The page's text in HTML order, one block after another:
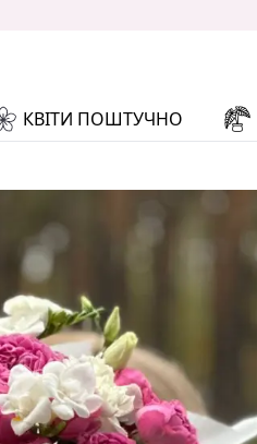
КВІТИ ПОШТУЧНО